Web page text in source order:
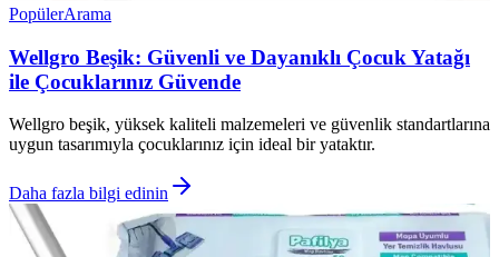
PopülerArama
Wellgro Beşik: Güvenli ve Dayanıklı Çocuk Yatağı
ile Çocuklarınız Güvende
Wellgro beşik, yüksek kaliteli malzemeleri ve güvenlik standartlarına
uygun tasarımıyla çocuklarınız için ideal bir yataktır.
Daha fazla bilgi edinin